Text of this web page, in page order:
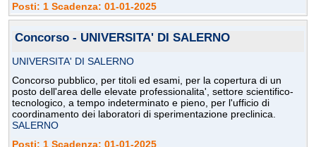
Posti: 1 Scadenza: 01-01-2025
Concorso - UNIVERSITA' DI SALERNO
UNIVERSITA' DI SALERNO
Concorso pubblico, per titoli ed esami, per la copertura di un
posto dell'area delle elevate professionalita', settore scientifico-
tecnologico, a tempo indeterminato e pieno, per l'ufficio di
coordinamento dei laboratori di sperimentazione preclinica.
SALERNO
Posti: 1 Scadenza: 01-01-2025